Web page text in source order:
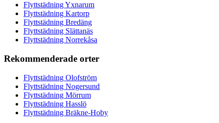
Flyttstädning Yxnarum
Flyttstädning Kartorp
Flyttstädning Bredäng
Flyttstädning Slättanäs
Flyttstädning Norrekåsa
Rekommenderade orter
Flyttstädning Olofström
Flyttstädning Nogersund
Flyttstädning Mörrum
Flyttstädning Hasslö
Flyttstädning Bräkne-Hoby